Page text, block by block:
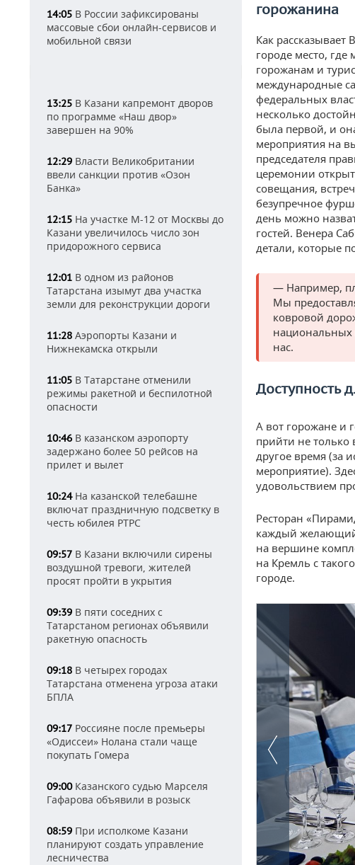
14:05 В России зафиксированы
массовые сбои онлайн-сервисов и
мобильной связи
13:25 В Казани капремонт дворов
по программе «Наш двор»
завершен на 90%
12:29 Власти Великобритании
ввели санкции против «Озон
Банка»
12:15 На участке М-12 от Москвы до
Казани увеличилось число зон
придорожного сервиса
12:01 В одном из районов
Татарстана изымут два участка
земли для реконструкции дороги
11:28 Аэропорты Казани и
Нижнекамска открыли
11:05 В Татарстане отменили
режимы ракетной и беспилотной
опасности
10:46 В казанском аэропорту
задержано более 50 рейсов на
прилет и вылет
10:24На казанской телебашне
включат праздничную подсветку в
честь юбилея РТРС
09:57 В Казани включили сирены
воздушной тревоги, жителей
просят пройти в укрытия
09:39 В пяти соседних с
Татарстаном регионах объявили
ракетную опасность
09:18 В четырех городах
Татарстана отменена угроза атаки
БПЛА
09:17 Россияне после премьеры
«Одиссеи» Нолана стали чаще
покупать Гомера
09:00Казанского судью Марселя
Гафарова объявили в розыск
08:59 При исполкоме Казани
планируют создать управление
лесничества
горожанина
Как рассказывает
городе место,
горожанам и
международные
федеральных
несколько
была первой, и
мероприятия на
председателя
церемонии
совещания,
безупречное
день можно
гостей. Венера
детали, которые
— Например,
Мы
ковровой
национальных
нас.
Доступность
А вот горожане и
прийти не только
другое время (за
мероприятие).
удовольствием
Ресторан
каждый желающий
на вершине
на Кремль с
городе.